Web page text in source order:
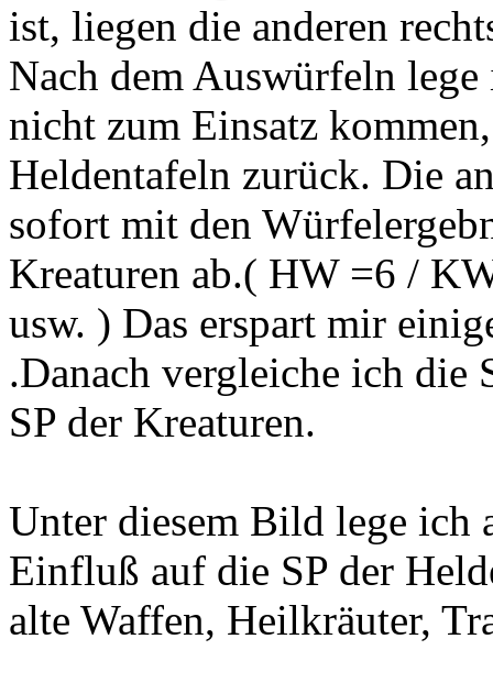
ist, liegen die anderen
Nach dem Auswürfeln
nicht zum Einsatz
Heldentafeln zurück. Die
sofort mit den
Kreaturen ab.( HW =6 /
usw. ) Das erspart mir
.Danach vergleiche ich die
SP der Kreaturen.
Unter diesem Bild lege ich
Einfluß auf die SP der
alte Waffen, Heilkräuter,